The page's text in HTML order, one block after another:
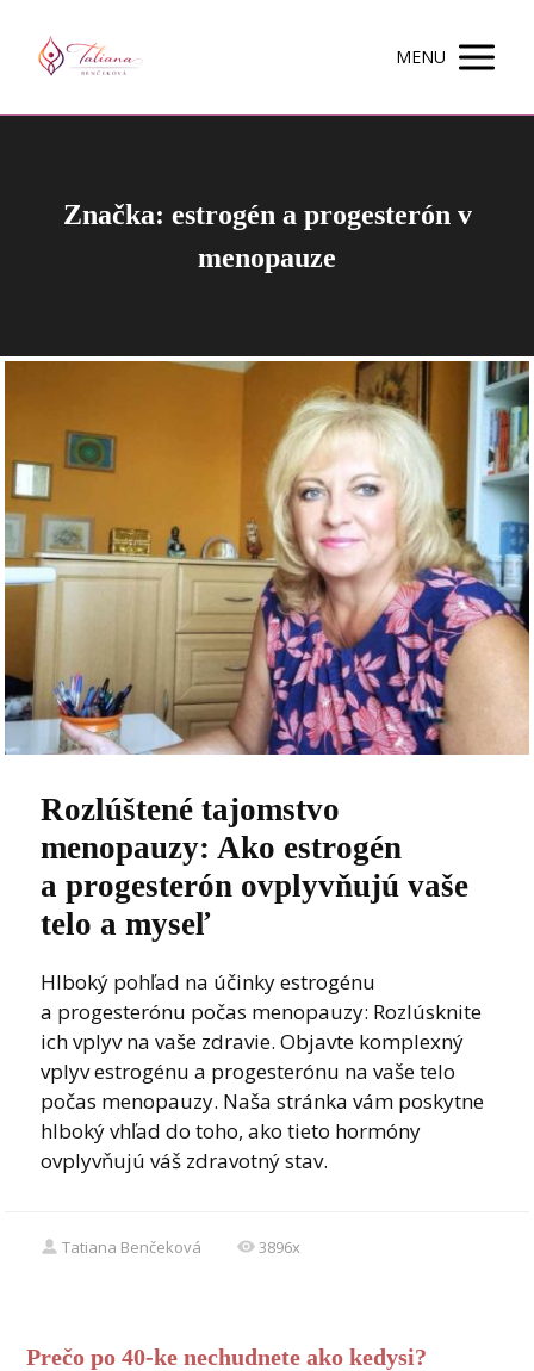
MENU
Značka: estrogén a progesterón v
menopauze
Rozlúštené tajomstvo
menopauzy: Ako estrogén
a progesterón ovplyvňujú vaše
telo a myseľ
Hlboký pohľad na účinky estrogénu
a progesterónu počas menopauzy: Rozlúsknite
ich vplyv na vaše zdravie. Objavte komplexný
vplyv estrogénu a progesterónu na vaše telo
počas menopauzy. Naša stránka vám poskytne
hlboký vhľad do toho, ako tieto hormóny
ovplyvňujú váš zdravotný stav.
Tatiana Benčeková 3896x
Prečo po 40-ke nechudnete ako kedysi?